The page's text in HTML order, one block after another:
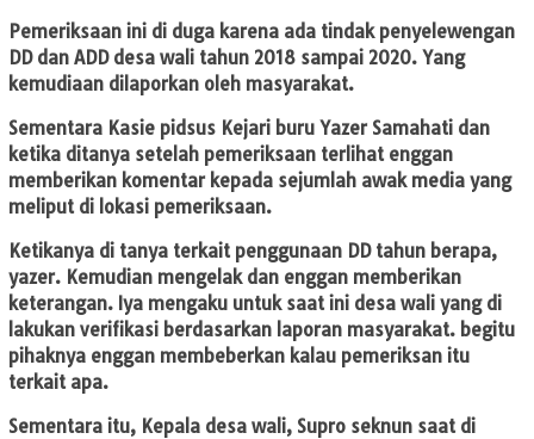
Pemeriksaan ini di duga karena ada tindak penyelewengan
DD dan ADD desa wali tahun 2018 sampai 2020. Yang
kemudiaan dilaporkan oleh masyarakat.
Sementara Kasie pidsus Kejari buru Yazer Samahati dan
ketika ditanya setelah pemeriksaan terlihat enggan
memberikan komentar kepada sejumlah awak media yang
meliput di lokasi pemeriksaan.
Ketikanya di tanya terkait penggunaan DD tahun berapa,
yazer. Kemudian mengelak dan enggan memberikan
keterangan. Iya mengaku untuk saat ini desa wali yang di
lakukan verifikasi berdasarkan laporan masyarakat. begitu
pihaknya enggan membeberkan kalau pemeriksan itu
terkait apa.
Sementara itu, Kepala desa wali, Supro seknun saat di